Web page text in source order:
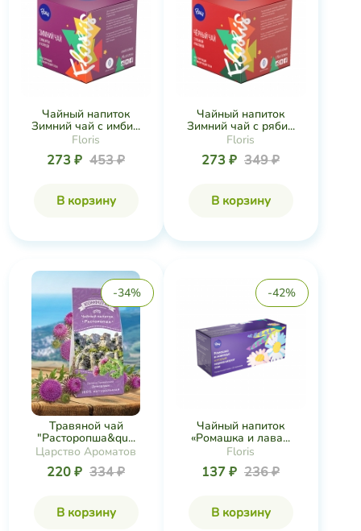
Чайный напиток
Зимний чай с имби...
Floris
273 ₽ 453 ₽
В корзину
Чайный напиток
Зимний чай с ряби...
Floris
273 ₽ 349 ₽
В корзину
-34%
Травяной чай
"Расторопша&qu...
Царство Ароматов
220 ₽ 334 ₽
В корзину
-42%
Чайный напиток
«Ромашка и лава...
Floris
137 ₽ 236 ₽
В корзину